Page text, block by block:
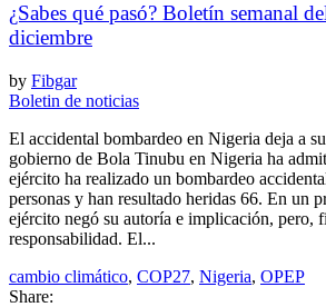
¿Sabes qué pasó? Boletín semanal
diciembre
by Fibgar
Boletin de noticias
El accidental bombardeo en Nigeria deja a
gobierno de Bola Tinubu en Nigeria ha
ejército ha realizado un bombardeo
personas y han resultado heridas 66. En un
ejército negó su autoría e implicación, pero,
responsabilidad. El...
cambio climático, COP27, Nigeria, OPEP
Share: